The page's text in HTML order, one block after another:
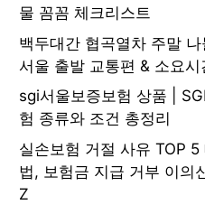
물 꼼꼼 체크리스트
백두대간 협곡열차 주말
서울 출발 교통편 & 소요시
sgi서울보증보험 상품 |
험 종류와 조건 총정리
실손보험 거절 사유 TOP 5
법, 보험금 지급 거부 이의
Z